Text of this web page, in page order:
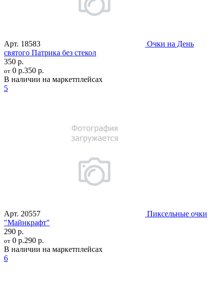
Арт. 18583
Очки на День
святого Патрика без стекол
350 р.
от 0 р.350 р.
В наличии на маркетплейсах
5
Арт. 20557
Пиксельные очки
"Mайнкрафт"
290 р.
от 0 р.290 р.
В наличии на маркетплейсах
6